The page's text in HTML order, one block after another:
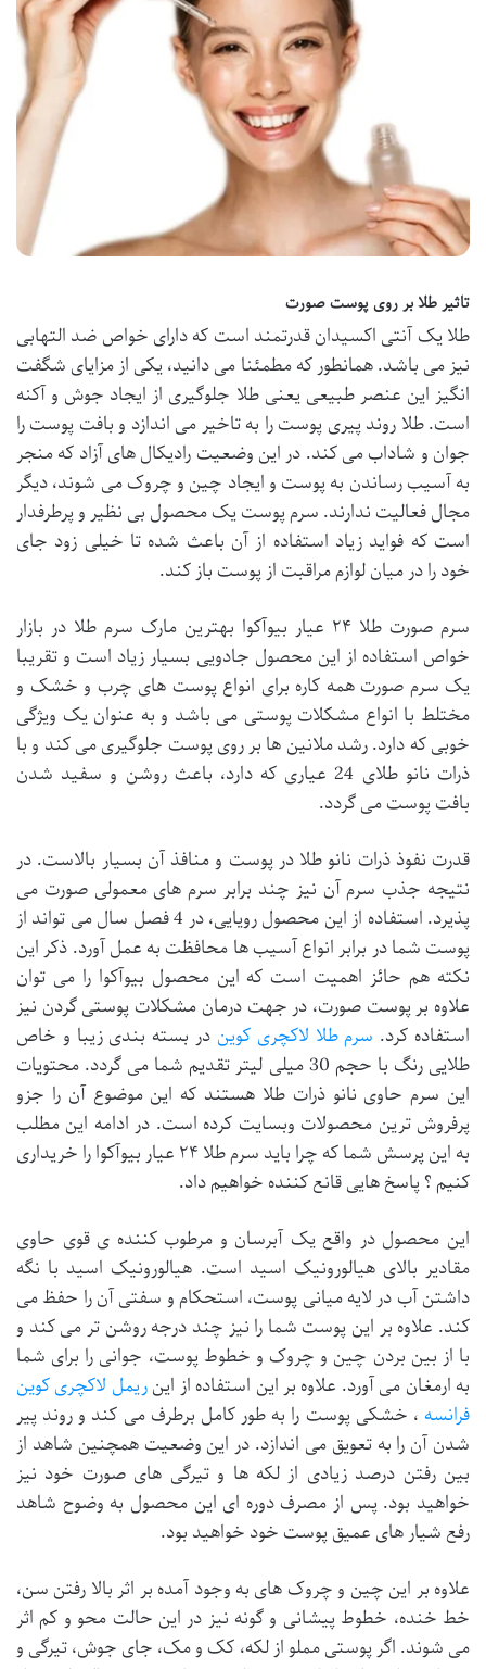
تاثیر طلا بر روی پوست صورت
طلا یک آنتی اکسیدان قدرتمند است که دارای خواص ضد التهابی
نیز می باشد. همانطور که مطمئنا می دانید، یکی از مزایای شگفت
انگیز این عنصر طبیعی یعنی طلا جلوگیری از ایجاد جوش و آکنه
است. طلا روند پیری پوست را به تاخیر می اندازد و بافت پوست را
جوان و شاداب می کند. در این وضعیت رادیکال های آزاد که منجر
به آسیب رساندن به پوست و ایجاد چین و چروک می شوند، دیگر
مجال فعالیت ندارند. سرم پوست یک محصول بی نظیر و پرطرفدار
است که فواید زیاد استفاده از آن باعث شده تا خیلی زود جای
خود را در میان لوازم مراقبت از پوست باز کند.
سرم صورت طلا ۲۴ عیار بیوآکوا بهترین مارک سرم طلا در بازار
خواص استفاده از این محصول جادویی بسیار زیاد است و تقریبا
یک سرم صورت همه کاره برای انواع پوست های چرب و خشک و
مختلط با انواع مشکلات پوستی می باشد و به عنوان یک ویژگی
خوبی که دارد. رشد ملانین ها بر روی پوست جلوگیری می کند و با
ذرات نانو طلای 24 عیاری که دارد، باعث روشن و سفید شدن
بافت پوست می گردد.
قدرت نفوذ ذرات نانو طلا در پوست و منافذ آن بسیار بالاست. در
نتیجه جذب سرم آن نیز چند برابر سرم های معمولی صورت می
پذیرد. استفاده از این محصول رویایی، در 4 فصل سال می تواند از
پوست شما در برابر انواع آسیب ها محافظت به عمل آورد. ذکر این
نکته هم حائز اهمیت است که این محصول بیوآکوا را می توان
علاوه بر پوست صورت، در جهت درمان مشکلات پوستی گردن نیز
استفاده کرد. سرم طلا لاکچری کوین در بسته بندی زیبا و خاص
طلایی رنگ با حجم 30 میلی لیتر تقدیم شما می گردد. محتویات
این سرم حاوی نانو ذرات طلا هستند که این موضوع آن را جزو
پرفروش ترین محصولات وبسایت کرده است. در ادامه این مطلب
به این پرسش شما که چرا باید سرم طلا ۲۴ عیار بیوآکوا را خریداری
کنیم ؟ پاسخ هایی قانع کننده خواهیم داد.
این محصول در واقع یک آبرسان و مرطوب کننده ی قوی حاوی
مقادیر بالای هیالورونیک اسید است. هیالورونیک اسید با نگه
داشتن آب در لایه میانی پوست، استحکام و سفتی آن را حفظ می
کند. علاوه بر این پوست شما را نیز چند درجه روشن تر می کند و
با از بین بردن چین و چروک و خطوط پوست، جوانی را برای شما
به ارمغان می آورد. علاوه بر این استفاده از اینریمل لاکچری کوین
فرانسه ، خشکی پوست را به طور کامل برطرف می کند و روند پیر
شدن آن را به تعویق می اندازد. در این وضعیت همچنین شاهد از
بین رفتن درصد زیادی از لکه ها و تیرگی های صورت خود نیز
خواهید بود. پس از مصرف دوره ای این محصول به وضوح شاهد
رفع شیار های عمیق پوست خود خواهید بود.
علاوه بر این چین و چروک های به وجود آمده بر اثر بالا رفتن سن،
خط خنده، خطوط پیشانی و گونه نیز در این حالت محو و کم اثر
می شوند. اگر پوستی مملو از لکه، کک و مک، جای جوش، تیرگی و